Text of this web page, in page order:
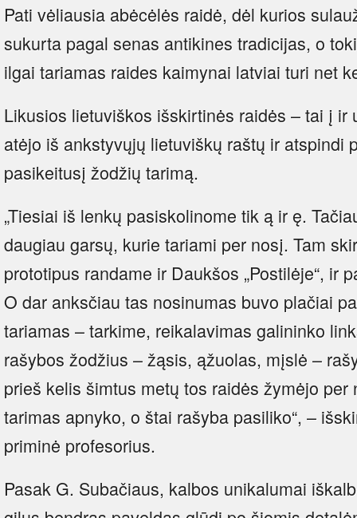
Pati vėliausia abėcėlės raidė, dėl kurios
sukurta pagal senas antikines tradicijas, o
ilgai tariamas raides kaimynai latviai turi net
Likusios lietuviškos išskirtinės raidės – tai į ir
atėjo iš ankstyvųjų lietuviškų raštų ir atspindi
pasikeitusį žodžių tarimą.
„Tiesiai iš lenkų pasiskolinome tik ą ir ę.
daugiau garsų, kurie tariami per nosį. Tam
prototipus randame ir Daukšos „Postilėje“, ir
O dar anksčiau tas nosinumas buvo plačiai
tariamas – tarkime, reikalavimas galininko
rašybos žodžius – žąsis, ąžuolas, mįslė –
prieš kelis šimtus metų tos raidės žymėjo
tarimas apnyko, o štai rašyba pasiliko“, –
priminė profesorius.
Pasak G. Subačiaus, kalbos unikalumai